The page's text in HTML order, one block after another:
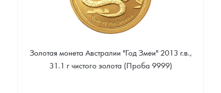
Золотая монета Австралии "Год Змеи" 2013 г.в.,
31.1 г чистого золота (Проба 9999)